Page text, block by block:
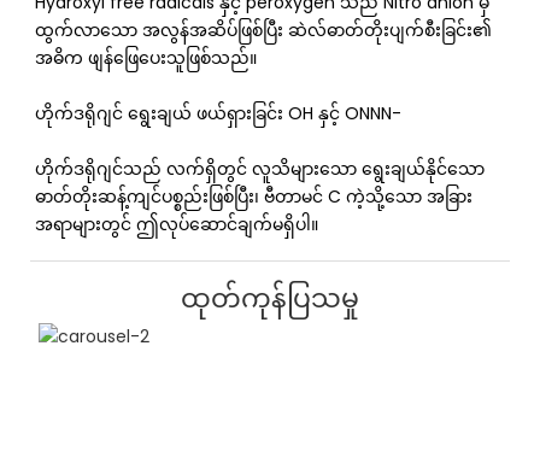
ထွက်လာသော အလွန်အဆိပ်ဖြစ်ပြီး ဆဲလ်ဓာတ်တိုးပျက်စီးခြင်း၏
အဓိက ဖျန်ဖြေပေးသူဖြစ်သည်။
ဟိုက်ဒရိုဂျင် ရွေးချယ် ဖယ်ရှားခြင်း OH နှင့် ONNN-
ဟိုက်ဒရိုဂျင်သည် လက်ရှိတွင် လူသိများသော ရွေးချယ်နိုင်သော
ဓာတ်တိုးဆန့်ကျင်ပစ္စည်းဖြစ်ပြီး၊ ဗီတာမင် C ကဲ့သို့သော အခြား
အရာများတွင် ဤလုပ်ဆောင်ချက်မရှိပါ။
ထုတ်ကုန်ပြသမှု